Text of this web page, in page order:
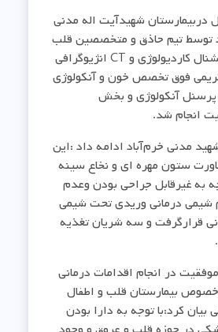
شهیدآیت اله مدنی
توسط تیم حاذق و متخصصین قلب
و فلوشیپ اینترونشنال کاردیولوژی و CT انژیوگرافی
فوق تخصص خون و آنکولوژی
پرسنل آنکولوژی و بخش
انجام شد.
مدنی خرم‌آباد ادامه داد :این
ستون مهره ای و نخاع سینه
به غیرقابل جراحی بودن وعدم
شیمی درمانی وریدی تحت شیمی
قرارگرفت و سه شریان تغذیه
در انجام اقدامات درمانی
خصوص بیمارستان قلب و اطفال
کرد:با توجه به دارا بودن